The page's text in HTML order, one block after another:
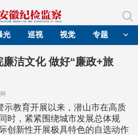
光 巡视 视觉 专题
洁文化 做好“廉政+旅
示教育开展以来，潜山市在高质
时，紧紧围绕城市发展总体规
创新性开展极具特色的自选动作